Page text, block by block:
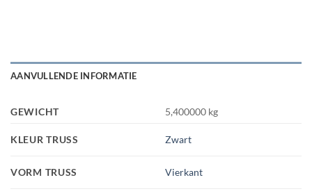
AANVULLENDE INFORMATIE
GEWICHT 5,400000 kg
KLEUR TRUSS Zwart
VORM TRUSS Vierkant